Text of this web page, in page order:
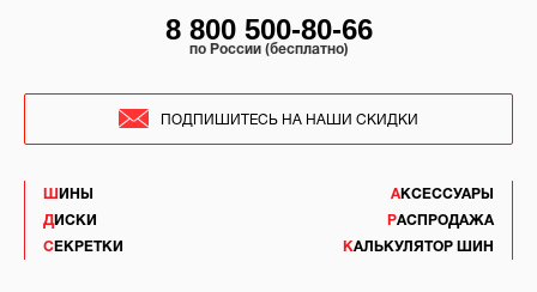
ШИНЫ
ДИСКИ
СЕКРЕТКИ
АКСЕССУАРЫ
РАСПРОДАЖА
КАЛЬКУЛЯТОР ШИН
8 800 500-80-66
по России (бесплатно)
ПОДПИШИТЕСЬ НА НАШИ СКИДКИ